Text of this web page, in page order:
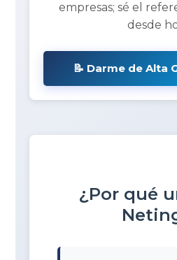
empresas; sé el
desde
📝 Darme de Alta
¿Por qué